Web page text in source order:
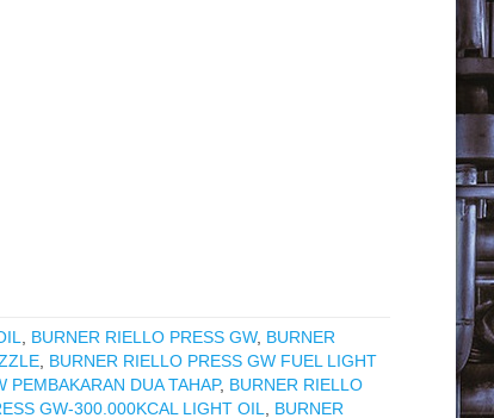
BURNER RIELLO PRESS GW, BURNER
BURNER RIELLO PRESS GW FUEL LIGHT
PEMBAKARAN DUA TAHAP, BURNER RIELLO
GW-300.000KCAL LIGHT OIL
BURNER